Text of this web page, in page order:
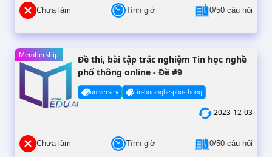
Chưa làm Tính giờ 0/50 câu hỏi
Membership
Đề thi, bài tập trắc nghiệm Tin học nghề
phổ thông online - Đề #9
university tin-hoc-nghe-pho-thong
2023-12-03
Chưa làm Tính giờ 0/50 câu hỏi